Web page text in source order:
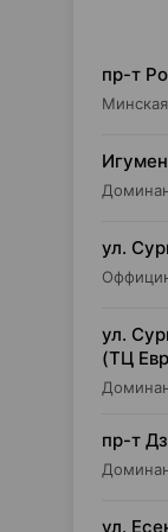
пр-т
ул.
ул.
(ТЦ
пр-т
ул.